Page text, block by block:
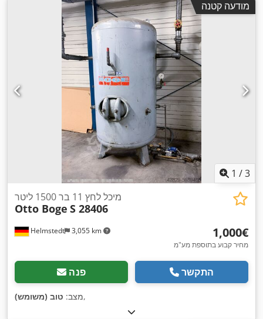
מודעה קטנה
1 /3
Helmstedt 3,055 km
מיכל לחץ 11 בר 1500 ליטר
Otto Boge S 28406
‏1,000 ‏€
מחיר קבוע בתוספת מע"מ
פנה התקשר
מצב: טוב (משומש) ,